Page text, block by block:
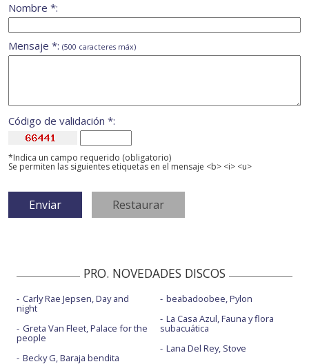
Nombre *:
Mensaje *: (500 caracteres máx)
Código de validación *:
*Indica un campo requerido (obligatorio)
Se permiten las siguientes etiquetas en el mensaje <b> <i> <u>
PRO. NOVEDADES DISCOS
Carly Rae Jepsen, Day and
night
Greta Van Fleet, Palace for the
people
Becky G, Baraja bendita
beabadoobee, Pylon
La Casa Azul, Fauna y flora
subacuática
Lana Del Rey, Stove